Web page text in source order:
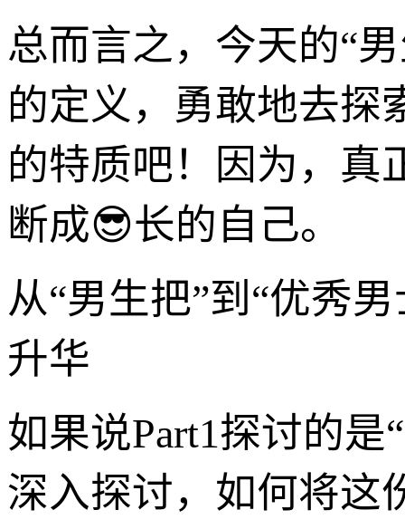
总而言之，今天的“
的定义，勇敢地去探
的特质吧！因为，真
断成😎长的自己。
从“男生把”到“优秀
升华
如果说Part1探讨的
深入探讨，如何将这